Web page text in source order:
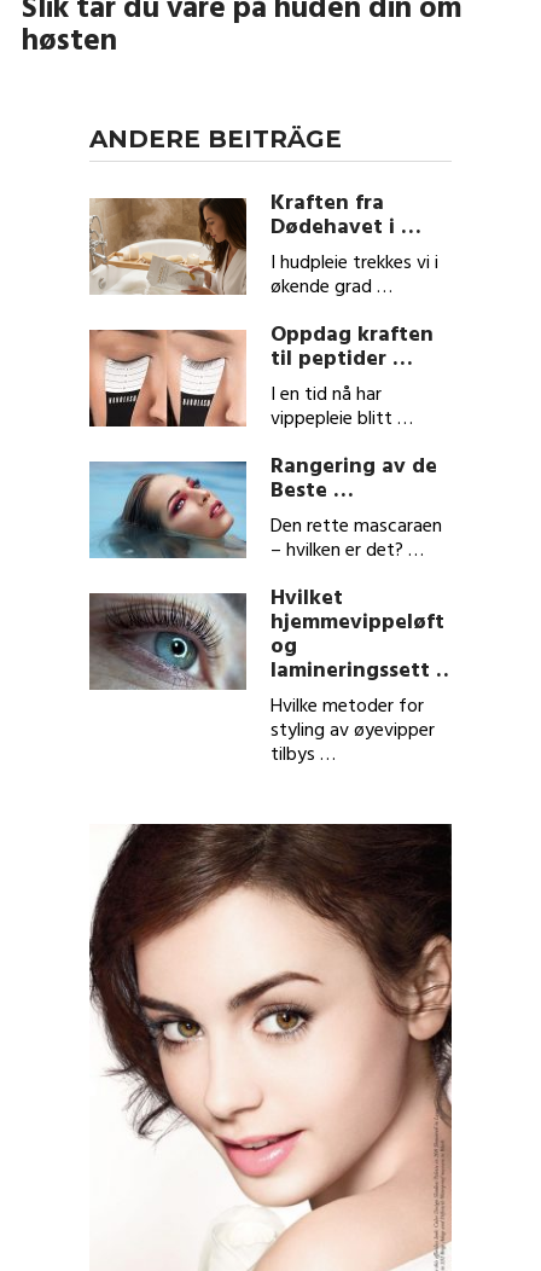
Slik tar du vare på huden din om
høsten
ANDERE BEITRÄGE
Kraften fra
Dødehavet i …
I hudpleie trekkes vi i
økende grad …
Oppdag kraften
til peptider …
I en tid nå har
vippepleie blitt …
Rangering av de
Beste …
Den rette mascaraen
– hvilken er det? …
Hvilket
hjemmevippeløft
og
lamineringssett …
Hvilke metoder for
styling av øyevipper
tilbys …